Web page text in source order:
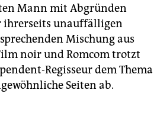
Mann mit Abgründen
ihrerseits unauffälligen
Mischung aus
noir und Romcom trotzt
Regisseur dem Thema
Seiten ab.